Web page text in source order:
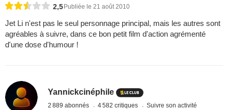
2,5Publiée le 21 août 2010
Jet Li n'est pas le seul personnage principal, mais les autres sont
agréables à suivre, dans ce bon petit film d'action agrémenté
d'une dose d'humour !
Yannickcinéphile
2 889 abonnés 4 582 critiques Suivre son activité